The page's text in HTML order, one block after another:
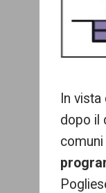
In
dopo il
comuni